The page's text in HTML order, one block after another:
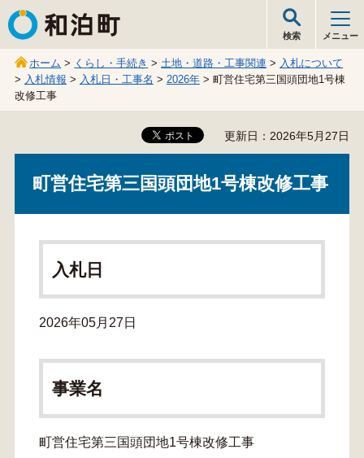
和泊町
検索 メニュー
ホーム > くらし・手続き >土地・道路・工事関連 > 入札について
> 入札情報 > 入札日・工事名 > 2026年> 町営住宅第三国頭団地1号棟
改修工事
更新日：2026年5月27日
町営住宅第三国頭団地1号棟改修工事
入札日
2026年05月27日
事業名
町営住宅第三国頭団地1号棟改修工事